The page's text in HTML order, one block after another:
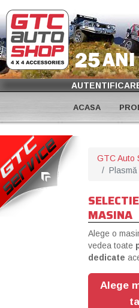
ACASA
GTC Auto
SELECTIE
MASINA
Alege o
vedea toate
dedicate
Alege
ta